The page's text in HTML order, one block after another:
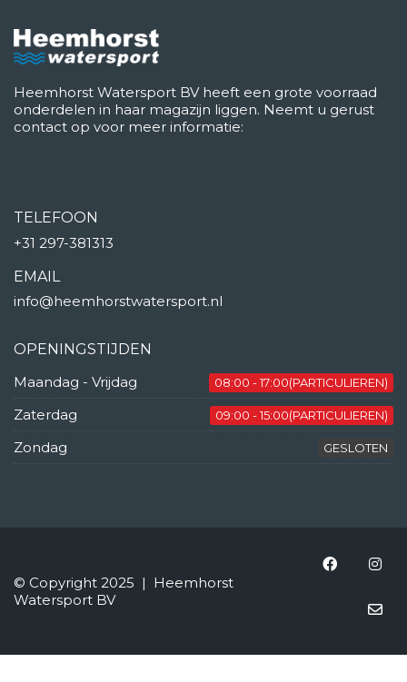
Heemhorst Watersport BV heeft een grote voorraad
onderdelen in haar magazijn liggen. Neemt u gerust
contact op voor meer informatie:
TELEFOON
+31 297-381313
EMAIL
info@heemhorstwatersport.nl
OPENINGSTIJDEN
Maandag - Vrijdag
08:00 - 17:00(PARTICULIEREN)
Zaterdag 09:00 - 15:00(PARTICULIEREN)
Zondag GESLOTEN
© Copyright 2025 | Heemhorst
Watersport BV